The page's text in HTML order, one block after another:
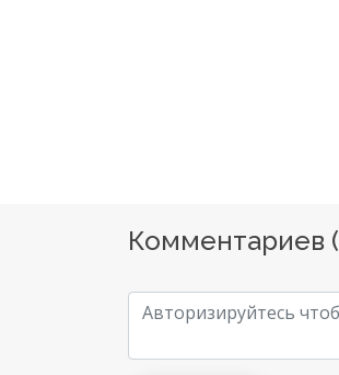
Комментариев (